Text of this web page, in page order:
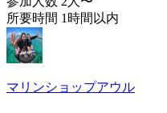
所要時間 1時間以内
マリンショップアウル